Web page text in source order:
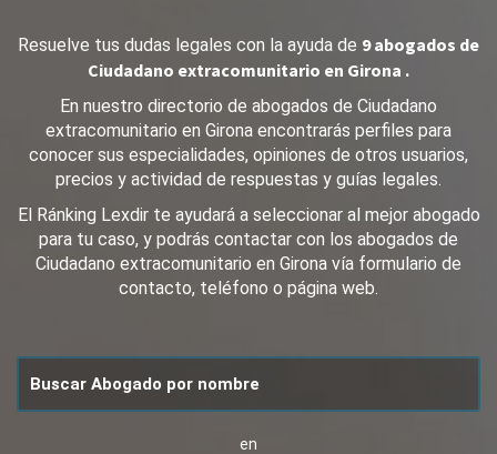
Resuelve tus dudas legales con la ayuda de 9 abogados de
Ciudadano extracomunitario en Girona .
En nuestro directorio de abogados de Ciudadano
extracomunitario en Girona encontrarás perfiles para
conocer sus especialidades, opiniones de otros usuarios,
precios y actividad de respuestas y guías legales.
El Ránking Lexdir te ayudará a seleccionar al mejor abogado
para tu caso, y podrás contactar con los abogados de
Ciudadano extracomunitario en Girona vía formulario de
contacto, teléfono o página web.
en